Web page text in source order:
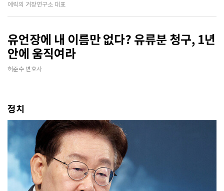
에릭의 거장연구소 대표
유언장에 내 이름만 없다? 유류분 청구, 1년
안에 움직여라
허준수 변호사
정치